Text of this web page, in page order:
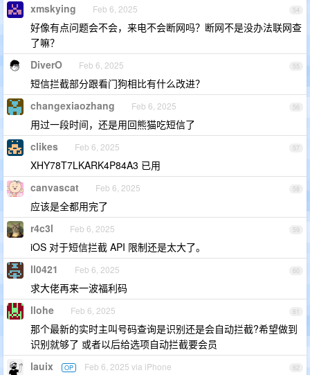
54
xmskying Feb 6, 2025
好像有点问题会不会，来电不会断网吗？断网不是没办法联网查
了嘛？
55
DiverO Feb 6, 2025
短信拦截部分跟看门狗相比有什么改进？
56
changexiaozhang Feb 6, 2025
用过一段时间，还是用回熊猫吃短信了
57
clikes Feb 6, 2025
XHY78T7LKARK4P84A3 已用
58
canvascat Feb 6, 2025
应该是全都用完了
59
r4c3l Feb 6, 2025
iOS 对于短信拦截 API 限制还是太大了。
60
ll0421 Feb 6, 2025
求大佬再来一波福利码
61
llohe Feb 6, 2025
那个最新的实时主叫号码查询是识别还是会自动拦截?希望做到
识别就够了 或者以后给选项自动拦截要会员
62
lauix OP Feb 6, 2025 via iPhone